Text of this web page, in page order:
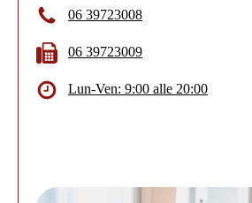
06 39723008
06 39723009
Lun-Ven: 9:00 alle 20:00